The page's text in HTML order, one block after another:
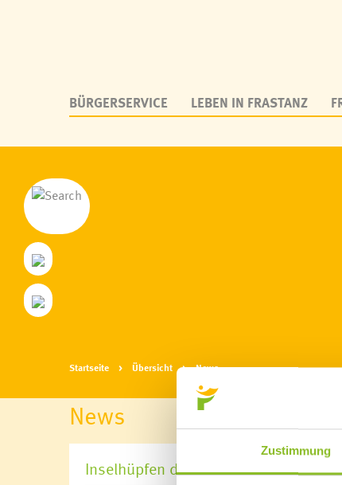
Zustimmung
BÜRGERSERVICE LEBEN IN FRASTANZ
Startseite Übersicht News
News
Inselhüpfen durch die Naturvielfalt